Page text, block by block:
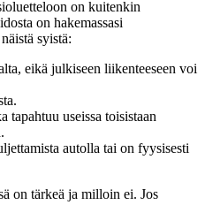
on kuitenkin
on hakemassasi
syistä:
eikä julkiseen liikenteeseen voi
useissa toisistaan
autolla tai on fyysisesti
on tärkeä ja milloin ei. Jos